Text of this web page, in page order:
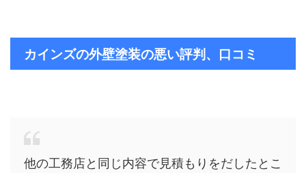
カインズの外壁塗装の悪い評判、口コミ
他の工務店と同じ内容で見積もりをだしたとこ